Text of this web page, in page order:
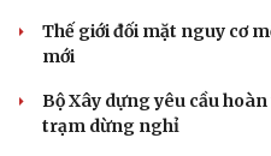
Thế giới đối mặt nguy cơ
mới
Bộ Xây dựng yêu cầu
trạm dừng nghỉ